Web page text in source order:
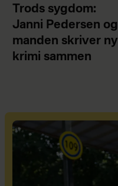
Trods sygdom:
Janni Pedersen og
manden skriver ny
krimi sammen